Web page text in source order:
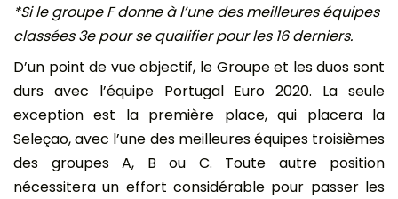
*Si le groupe F donne à l’une des meilleures équipes
classées 3e pour se qualifier pour les 16 derniers.
D’un point de vue objectif, le Groupe et les duos sont
durs avec l’équipe Portugal Euro 2020. La seule
exception est la première place, qui placera la
Seleçao, avec l’une des meilleures équipes troisièmes
des groupes A, B ou C. Toute autre position
nécessitera un effort considérable pour passer les